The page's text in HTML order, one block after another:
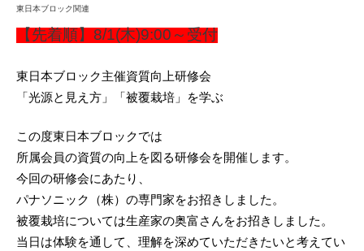
東日本ブロック関連
【先着順】8/1(木)9:00～受付
東日本ブロック主催資質向上研修会
「光源と見え方」「被覆栽培」を学ぶ
この度東日本ブロックでは
所属会員の資質の向上を図る研修会を開催します。
今回の研修会にあたり、
パナソニック（株）の専門家をお招きしました。
被覆栽培については生産家の奥富さんをお招きしました。
当日は体験を通して、理解を深めていただきたいと考えてい